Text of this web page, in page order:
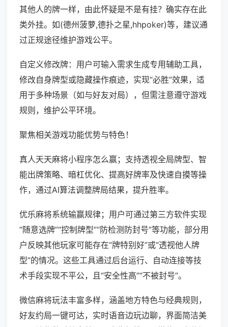
其他人的牌一样，由此怀疑是不是有挂？确实存在此
类外挂。如(德州菠萝,德扑之星,hhpoker)等，建议通
过正规途径维护游戏公平。
自定义修改牌：用户可输入需求生成专用辅助工具，
修改自身牌型或隐藏操作痕迹，实现“必胜”效果，适
用于多种场景（如与好友对局），但需注意遵守游戏
规则，维护公平环境。
聚焦相关游戏功能优势与特色！
真人天天麻将小程序怎么赢；支持透视全局牌型、智
能出牌策略、暗杠优化、提高好牌率及快速自摸等操
作，通过AI算法调整牌局结果，提升胜率。
优乐麻将系统输赢规律；用户可通过第三方软件实现
“随意选牌”“控制牌型”“防检测防封号”等功能，部分用
户反映其他玩家可能存在“牌特别好”或“透视他人牌
型”的情况。这些工具通过后台运行、自动连接等技
术手段实现不平公，且“安全性高”“不被封号”。
微信麻将玩法丰富多样，涵盖地方特色与经典规则，
好友约局一键可达，实时语音边玩边聊，界面简洁美